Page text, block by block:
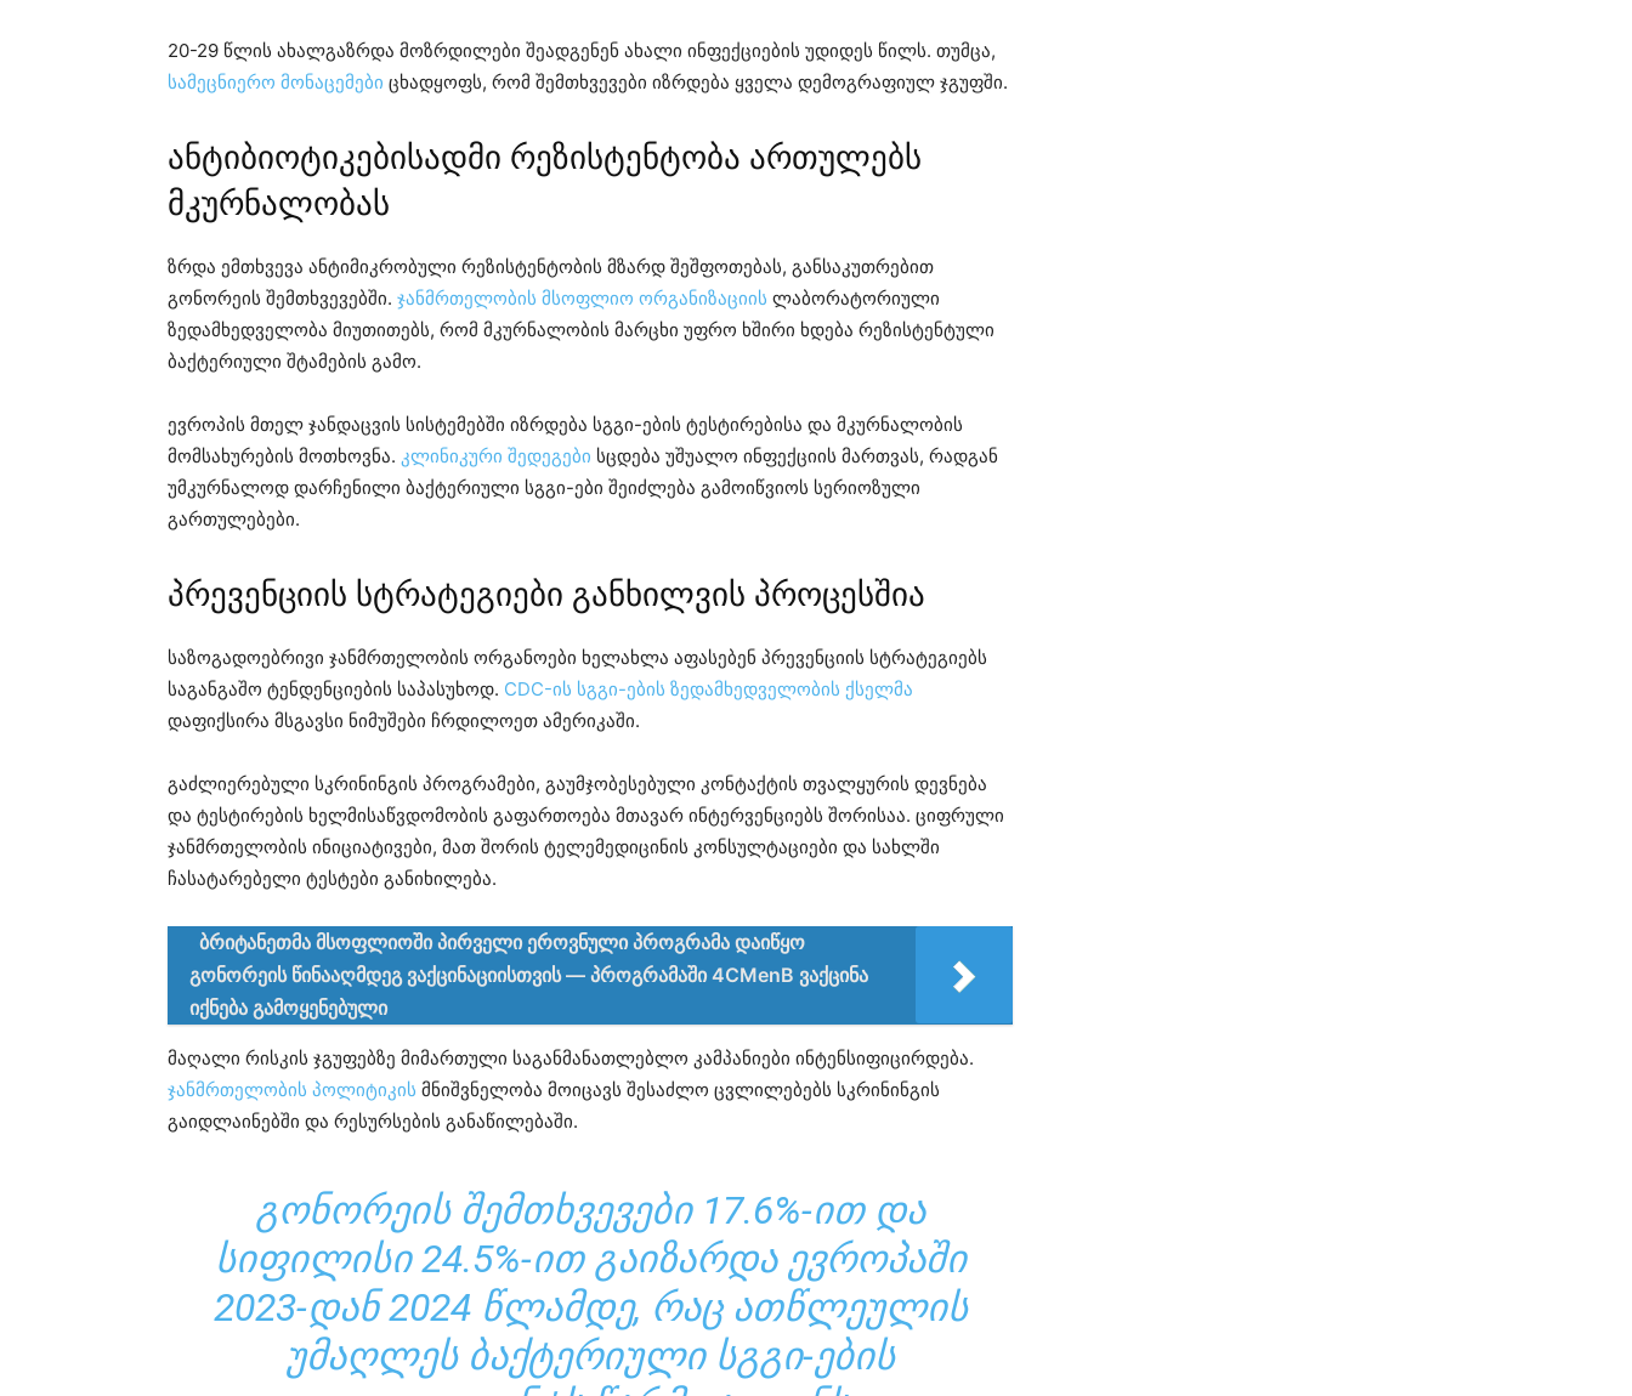
20-29 წლის ახალგაზრდა მოზრდილები შეადგენენ ახალი ინფექციების უდიდეს წილს. თუმცა,
სამეცნიერო მონაცემები ცხადყოფს, რომ შემთხვევები იზრდება ყველა დემოგრაფიულ ჯგუფში.
ანტიბიოტიკებისადმი რეზისტენტობა ართულებს
მკურნალობას
ზრდა ემთხვევა ანტიმიკრობული რეზისტენტობის მზარდ შეშფოთებას, განსაკუთრებით
გონორეის შემთხვევებში. ჯანმრთელობის მსოფლიო ორგანიზაციის ლაბორატორიული
ზედამხედველობა მიუთითებს, რომ მკურნალობის მარცხი უფრო ხშირი ხდება რეზისტენტული
ბაქტერიული შტამების გამო.
ევროპის მთელ ჯანდაცვის სისტემებში იზრდება სგგი-ების ტესტირებისა და მკურნალობის
მომსახურების მოთხოვნა. კლინიკური შედეგები სცდება უშუალო ინფექციის მართვას, რადგან
უმკურნალოდ დარჩენილი ბაქტერიული სგგი-ები შეიძლება გამოიწვიოს სერიოზული
გართულებები.
პრევენციის სტრატეგიები განხილვის პროცესშია
საზოგადოებრივი ჯანმრთელობის ორგანოები ხელახლა აფასებენ პრევენციის სტრატეგიებს
საგანგაშო ტენდენციების საპასუხოდ. CDC-ის სგგი-ების ზედამხედველობის ქსელმა
დაფიქსირა მსგავსი ნიმუშები ჩრდილოეთ ამერიკაში.
გაძლიერებული სკრინინგის პროგრამები, გაუმჯობესებული კონტაქტის თვალყურის დევნება
და ტესტირების ხელმისაწვდომობის გაფართოება მთავარ ინტერვენციებს შორისაა. ციფრული
ჯანმრთელობის ინიციატივები, მათ შორის ტელემედიცინის კონსულტაციები და სახლში
ჩასატარებელი ტესტები განიხილება.
ბრიტანეთმა მსოფლიოში პირველი ეროვნული პროგრამა დაიწყო
გონორეის წინააღმდეგ ვაქცინაციისთვის — პროგრამაში 4CMenB ვაქცინა
იქნება გამოყენებული
მაღალი რისკის ჯგუფებზე მიმართული საგანმანათლებლო კამპანიები ინტენსიფიცირდება.
ჯანმრთელობის პოლიტიკის მნიშვნელობა მოიცავს შესაძლო ცვლილებებს სკრინინგის
გაიდლაინებში და რესურსების განაწილებაში.
ᲒᲝᲜᲝᲠᲔᲘᲡ ᲨᲔᲛᲗᲮᲕᲔᲕᲔᲑᲘ 17.6%-ᲘᲗ ᲓᲐ
ᲡᲘᲤᲘᲚᲘᲡᲘ 24.5%-ᲘᲗ ᲒᲐᲘᲖᲐᲠᲓᲐ ᲔᲕᲠᲝᲞᲐᲨᲘ
2023-ᲓᲐᲜ 2024 ᲬᲚᲐᲛᲓᲔ, ᲠᲐᲪ ᲐᲗᲬᲚᲔᲣᲚᲘᲡ
ᲣᲛᲐᲦᲚᲔᲡ ᲑᲐᲥᲢᲔᲠᲘᲣᲚᲘ ᲡᲒᲒᲘ-ᲔᲑᲘᲡ